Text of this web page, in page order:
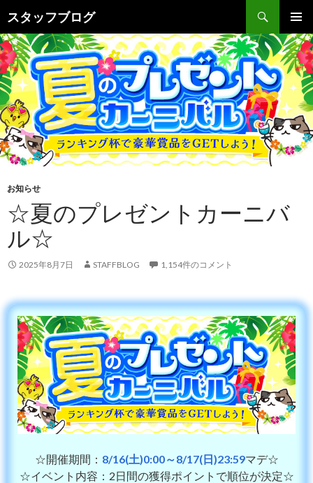
スタッフブログ
検索
お知らせ
☆夏のプレゼントカーニバ
ル☆
2025年8月7日 STAFFBLOG 1,154件のコメント
☆開催期間： 8/16(土)0:00～8/17(日)23:59マデ☆
☆イベント内容：2日間の獲得ポイントで順位が決定☆